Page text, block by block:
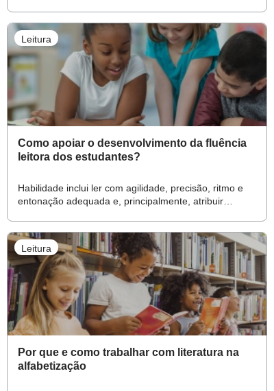
da diversidade étnico-racial, o projeto promove
formações voltadas à educação antirracista por meio
da literatura infantil. Encontros online e presenciais
foram estruturados para aprofundar o estudo do
racismo, legislação pertinente e estratégias
pedagógicas, envolvendo diretores, coordenadores,
professores e equipe técnica da rede. A proposta visa
fortalecer práticas que valorizem autores e
reflexões críticas e ações práticas nas escolas.
Leitura
Como apoiar o desenvolvimento da fluência
leitora dos estudantes?
Habilidade inclui ler com agilidade, precisão, ritmo e
entonação adequada e, principalmente, atribuir
Leitura
Por que e como trabalhar com literatura na
alfabetização